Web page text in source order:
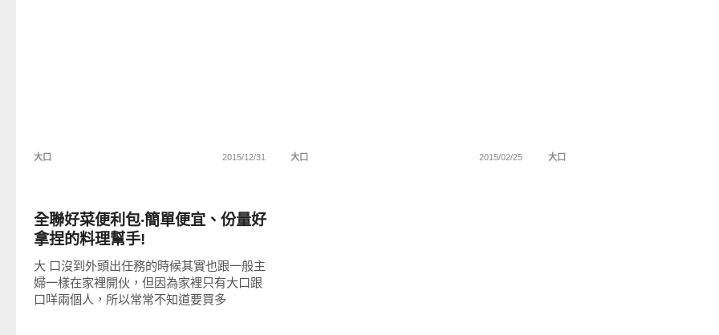
大口 2015/12/31 大口 2015/02/25 大口
全聯好菜便利包‧簡單便宜、份量好
拿捏的料理幫手!
大 口沒到外頭出任務的時候其實也跟一般主
婦一樣在家裡開伙，但因為家裡只有大口跟
口咩兩個人，所以常常不知道要買多